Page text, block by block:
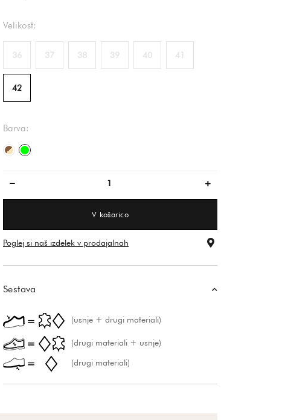
Velikost:
36 37 38 39 40 41
42
Barva:
rjava/bež
zelena
V košarico
Poglej si naš izdelek v prodajalnah
Sestava
(usnje + drugi materiali)
(drugi materiali + usnje)
(drugi materiali)